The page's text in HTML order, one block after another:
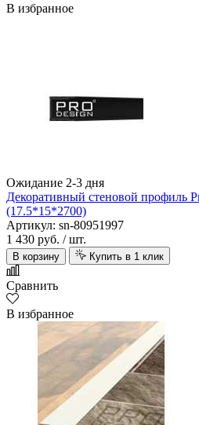
В избранное
Ожидание 2-3 дня
Декоративный стеновой профиль
(17.5*15*2700)
Артикул: sn-80951997
1 430 руб. / шт.
В корзину Купить в 1 клик
Сравнить
В избранное